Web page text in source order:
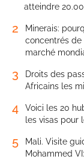
atteindre
2
Minerais:
concentrés
marché
3
Droits des
Africains les
4
Voici les 20
les visas pour
5
Mali. Visite
Mohammed